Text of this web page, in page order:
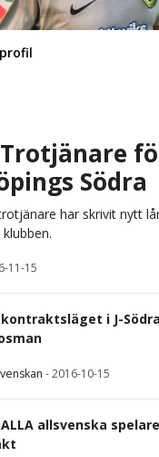
Södra
har skrivit nytt
11-15
i J-
-2016-10-15
allsvenska